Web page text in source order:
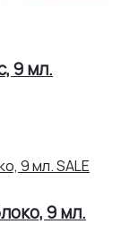
9 мл.
9 мл.